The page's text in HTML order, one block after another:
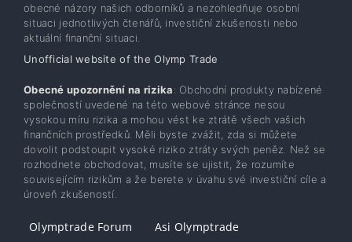
obecné názory našich odborníků a nezohledňuje osobní
situaci jednotlivých čtenářů, investiční zkušenosti nebo
aktuální finanční situaci.
Unofficial website of the Olymp Trade
Obecné upozornění na rizika: Obchodní produkty nabízené
společností uvedené na této webové stránce nesou
vysokou míru rizika a mohou vést ke ztrátě všech vašich
finančních prostředků. Měli byste zvážit, zda si můžete
dovolit podstoupit vysoké riziko ztráty svých peněz. Než se
rozhodnete obchodovat, musíte se ujistit, že rozumíte
souvisejícím rizikům a že berete v úvahu své investiční cíle a
úroveň zkušeností.
Olymptrade Forum Asi Olymptrade